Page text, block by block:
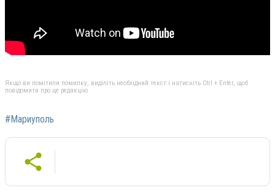
Якщо ви помітили помилку, виділіть необхідний текст і натисніть Ctrl + Enter, щоб
повідомити про це редакцію
#Мариуполь